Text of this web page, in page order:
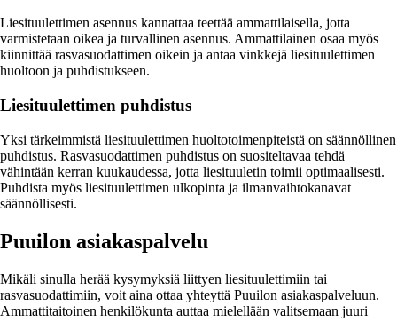
Liesituulettimen asennus kannattaa teettää ammattilaisella, jotta
varmistetaan oikea ja turvallinen asennus. Ammattilainen osaa myös
kiinnittää rasvasuodattimen oikein ja antaa vinkkejä liesituulettimen
huoltoon ja puhdistukseen.
Liesituulettimen puhdistus
Yksi tärkeimmistä liesituulettimen huoltotoimenpiteistä on säännöllinen
puhdistus. Rasvasuodattimen puhdistus on suositeltavaa tehdä
vähintään kerran kuukaudessa, jotta liesituuletin toimii optimaalisesti.
Puhdista myös liesituulettimen ulkopinta ja ilmanvaihtokanavat
säännöllisesti.
Puuilon asiakaspalvelu
Mikäli sinulla herää kysymyksiä liittyen liesituulettimiin tai
rasvasuodattimiin, voit aina ottaa yhteyttä Puuilon asiakaspalveluun.
Ammattitaitoinen henkilökunta auttaa mielellään valitsemaan juuri